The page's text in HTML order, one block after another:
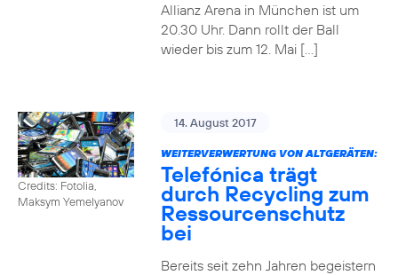
Allianz Arena in München ist um
20.30 Uhr. Dann rollt der Ball
wieder bis zum 12. Mai […]
Credits: Fotolia,
Maksym Yemelyanov
14. August 2017
WEITERVERWERTUNG VON ALTGERÄTEN:
Telefónica trägt
durch Recycling zum
Ressourcenschutz
bei
Bereits seit zehn Jahren begeistern